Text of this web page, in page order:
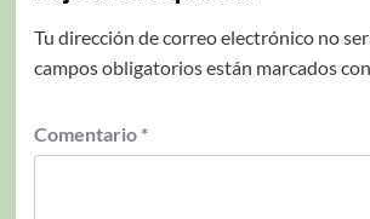
Tu dirección de correo electrónico no
campos obligatorios están marcados con
Comentario *